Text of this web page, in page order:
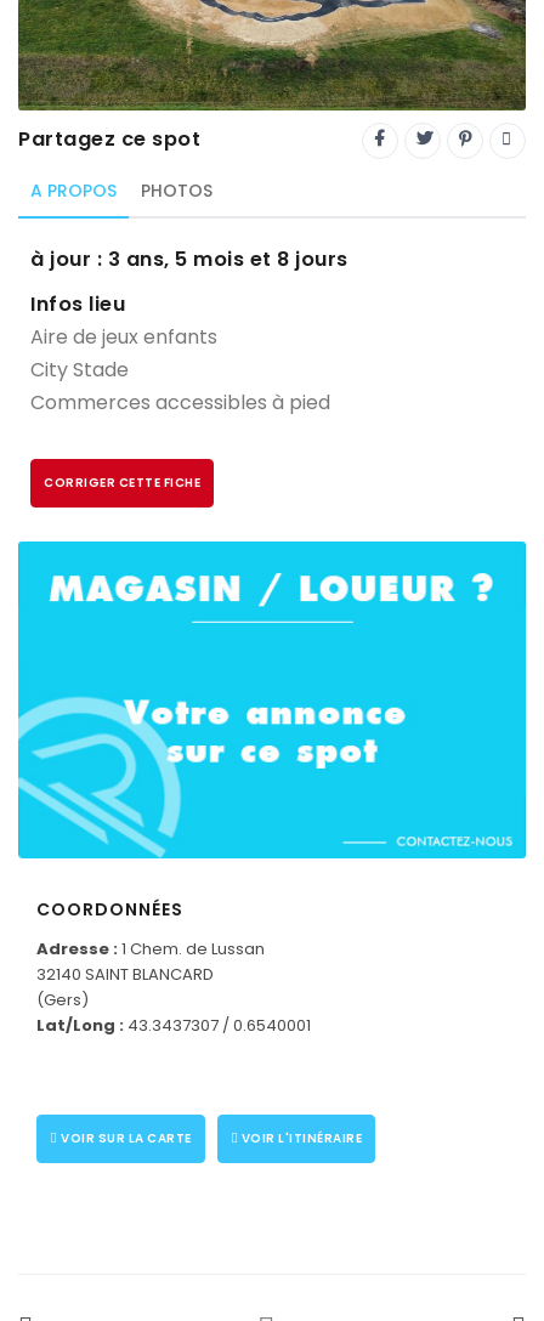
Trial
XC Rando - VTTAE
XCO
Constructeurs-Shapers
Derniers commentaires
Partagez ce spot
A PROPOS PHOTOS
à jour : 3 ans, 5 mois et 8 jours
Infos lieu
Aire de jeux enfants
City Stade
Commerces accessibles à pied
CORRIGER CETTE FICHE
COORDONNÉES
Adresse : 1 Chem. de Lussan
32140 SAINT BLANCARD
(Gers)
Lat/Long : 43.3437307 / 0.6540001
VOIR SUR LA CARTE VOIR L'ITINÉRAIRE